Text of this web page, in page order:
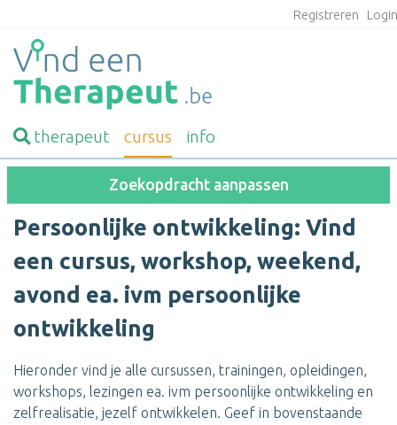
Registreren
therapeut cursus info
Zoekopdracht aanpassen
Persoonlijke ontwikkeling: Vind
een cursus, workshop, weekend,
avond ea. ivm persoonlijke
ontwikkeling
Hieronder vind je alle cursussen, trainingen, opleidingen,
workshops, lezingen ea. ivm persoonlijke ontwikkeling en
zelfrealisatie, jezelf ontwikkelen. Geef in bovenstaande